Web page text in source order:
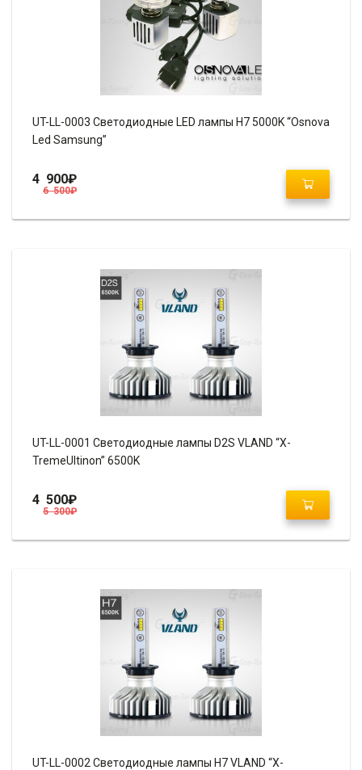
UT-LL-0003 Светодиодные LED лампы H7 5000K “Osnova
Led Samsung”
6 500₽
4 900₽
UT-LL-0001 Светодиодные лампы D2S VLAND “X-
TremeUltinon” 6500K
5 300₽
4 500₽
UT-LL-0002 Светодиодные лампы H7 VLAND “X-